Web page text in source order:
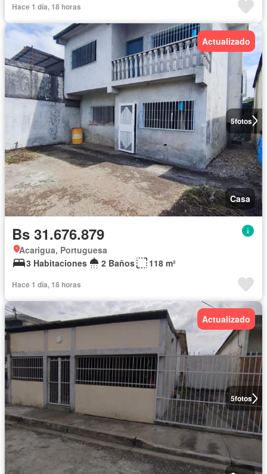
Hace 1 día, 18 horas
5fotos
Actualizado
Casa
Bs 31.676.879
Acarigua, Portuguesa
3 Habitaciones
2 Baños 118 m²
Hace 1 día, 18 horas
5fotos
Actualizado